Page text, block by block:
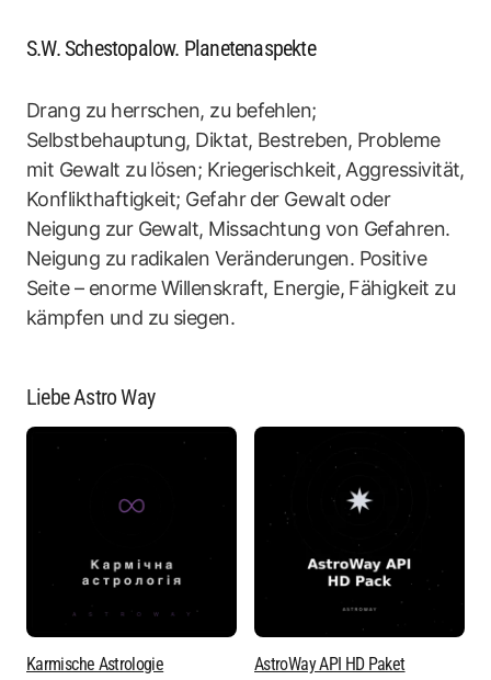
S.W. Schestopalow. Planetenaspekte
Drang zu herrschen, zu befehlen;
Selbstbehauptung, Diktat, Bestreben, Probleme
mit Gewalt zu lösen; Kriegerischkeit, Aggressivität,
Konflikthaftigkeit; Gefahr der Gewalt oder
Neigung zur Gewalt, Missachtung von Gefahren.
Neigung zu radikalen Veränderungen. Positive
Seite – enorme Willenskraft, Energie, Fähigkeit zu
kämpfen und zu siegen.
Liebe Astro Way
Karmische Astrologie AstroWay API HD Paket